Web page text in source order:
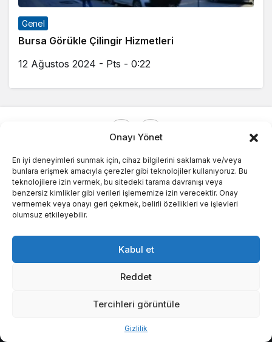
Onayı Yönet
En iyi deneyimleri sunmak için, cihaz bilgilerini saklamak ve/veya
bunlara erişmek amacıyla çerezler gibi teknolojiler kullanıyoruz. Bu
teknolojilere izin vermek, bu sitedeki tarama davranışı veya
benzersiz kimlikler gibi verileri işlememize izin verecektir. Onay
vermemek veya onayı geri çekmek, belirli özellikleri ve işlevleri
olumsuz etkileyebilir.
Kabul et
Reddet
Tercihleri görüntüle
Gizlilik
Genel
Bursa Görükle Çilingir Hizmetleri
12 Ağustos 2024 - Pts - 0:22
© Telif Hakkı 2026, Tüm Hakları Saklıdır.